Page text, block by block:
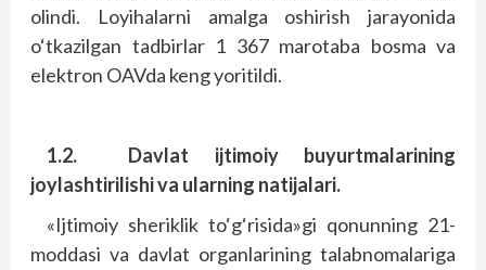
olindi. Loyihalarni amalga oshirish jarayonida
o‘tkazilgan tadbirlar 1 367 marotaba bosma va
elektron OAVda keng yoritildi.
1.2.
Davlat ijtimoiy buyurtmalarining
joylashtirilishi va ularning natijalari.
«Ijtimoiy sheriklik to‘g‘risida»gi qonunning 21-
moddasi va davlat organlarining talabnomalariga